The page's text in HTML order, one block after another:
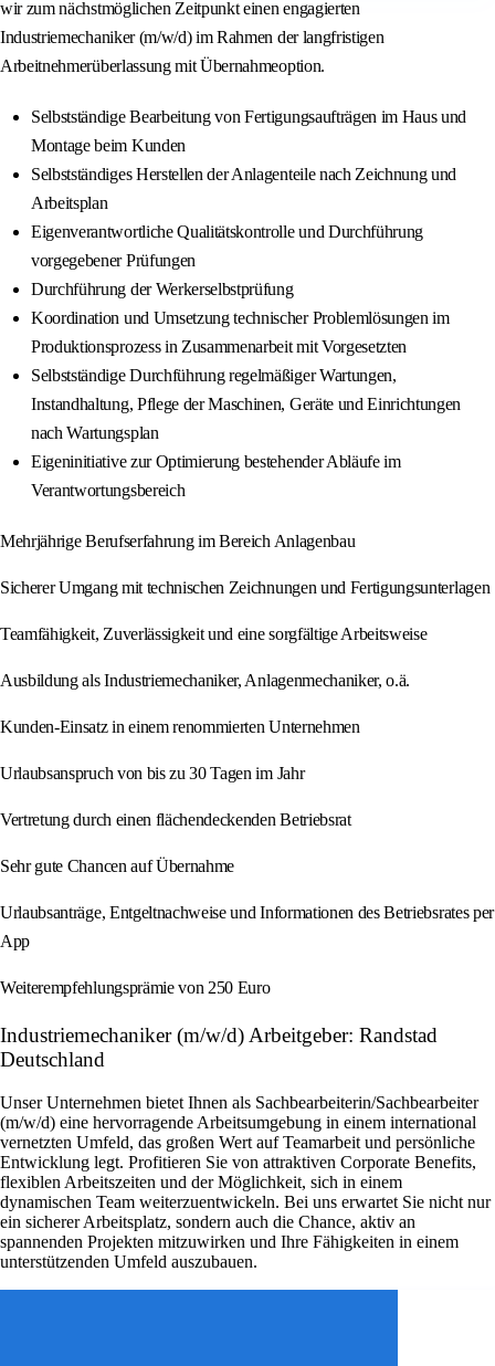
wir zum nächstmöglichen Zeitpunkt einen engagierten
Industriemechaniker (m/w/d) im Rahmen der langfristigen
Arbeitnehmerüberlassung mit Übernahmeoption.
Selbstständige Bearbeitung von Fertigungsaufträgen im Haus und
Montage beim Kunden
Selbstständiges Herstellen der Anlagenteile nach Zeichnung und
Arbeitsplan
Eigenverantwortliche Qualitätskontrolle und Durchführung
vorgegebener Prüfungen
Durchführung der Werkerselbstprüfung
Koordination und Umsetzung technischer Problemlösungen im
Produktionsprozess in Zusammenarbeit mit Vorgesetzten
Selbstständige Durchführung regelmäßiger Wartungen,
Instandhaltung, Pflege der Maschinen, Geräte und Einrichtungen
nach Wartungsplan
Eigeninitiative zur Optimierung bestehender Abläufe im
Verantwortungsbereich
Mehrjährige Berufserfahrung im Bereich Anlagenbau
Sicherer Umgang mit technischen Zeichnungen und Fertigungsunterlagen
Teamfähigkeit, Zuverlässigkeit und eine sorgfältige Arbeitsweise
Ausbildung als Industriemechaniker, Anlagenmechaniker, o.ä.
Kunden-Einsatz in einem renommierten Unternehmen
Urlaubsanspruch von bis zu 30 Tagen im Jahr
Vertretung durch einen flächendeckenden Betriebsrat
Sehr gute Chancen auf Übernahme
Urlaubsanträge, Entgeltnachweise und Informationen des Betriebsrates per
App
Weiterempfehlungsprämie von 250 Euro
Industriemechaniker (m/w/d) Arbeitgeber: Randstad
Deutschland
Unser Unternehmen bietet Ihnen als Sachbearbeiterin/Sachbearbeiter
(m/w/d) eine hervorragende Arbeitsumgebung in einem international
vernetzten Umfeld, das großen Wert auf Teamarbeit und persönliche
Entwicklung legt. Profitieren Sie von attraktiven Corporate Benefits,
flexiblen Arbeitszeiten und der Möglichkeit, sich in einem
dynamischen Team weiterzuentwickeln. Bei uns erwartet Sie nicht nur
ein sicherer Arbeitsplatz, sondern auch die Chance, aktiv an
spannenden Projekten mitzuwirken und Ihre Fähigkeiten in einem
unterstützenden Umfeld auszubauen.